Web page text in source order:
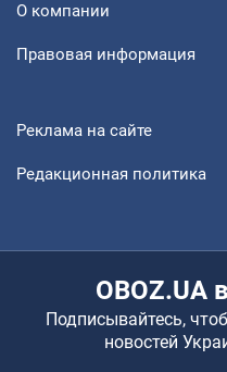
О компании
Правовая информация
Реклама на сайте
Редакционная политика
OBOZ.UA
Подписывайтесь,
новостей